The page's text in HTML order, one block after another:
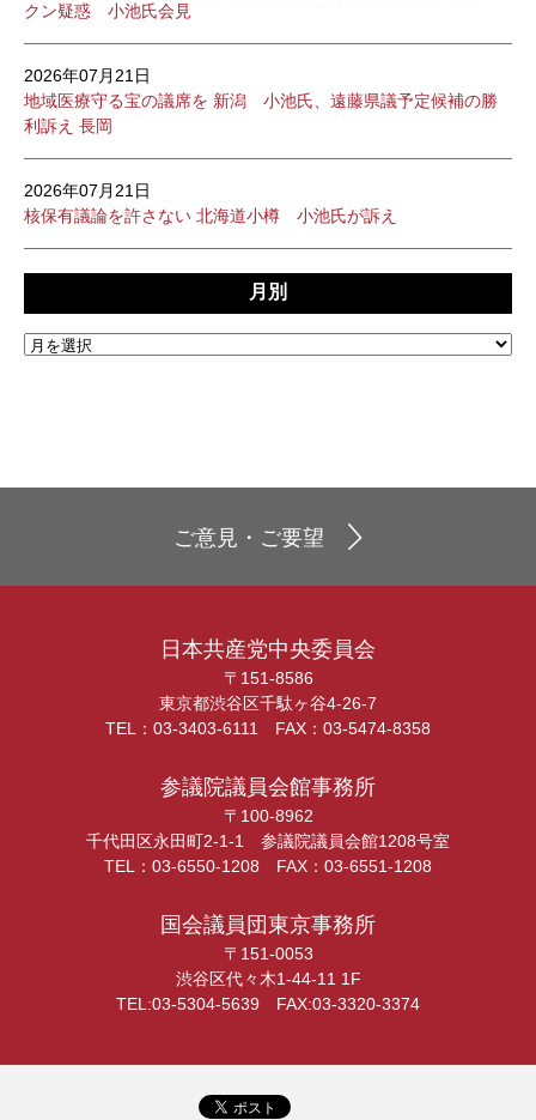
クン疑惑 小池氏会見
2026年07月21日
地域医療守る宝の議席を 新潟 小池氏、遠藤県議予定候補の勝
利訴え 長岡
2026年07月21日
核保有議論を許さない 北海道小樽 小池氏が訴え
月別
ご意見・ご要望
日本共産党中央委員会
〒151-8586
東京都渋谷区千駄ヶ谷4-26-7
TEL：03-3403-6111 FAX：03-5474-8358
参議院議員会館事務所
〒100-8962
千代田区永田町2-1-1 参議院議員会館1208号室
TEL：03-6550-1208 FAX：03-6551-1208
国会議員団東京事務所
〒151-0053
渋谷区代々木1-44-11 1F
TEL:03-5304-5639 FAX:03-3320-3374